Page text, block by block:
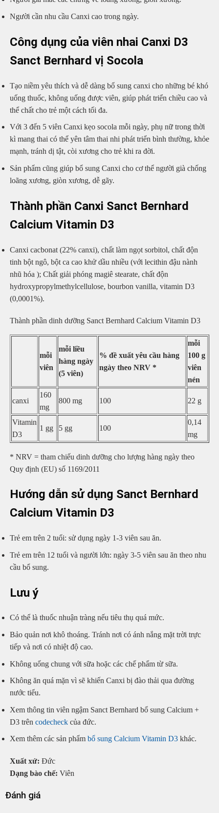
Người cần nhu cầu Canxi cao trong ngày.
Công dụng của viên nhai Canxi D3
Sanct Bernhard vị Socola
Tạo niềm yêu thích và dễ dàng bổ sung canxi cho những bé khó
uống thuốc, không uống được viên, giúp phát triển chiều cao và
thể chất cho trẻ một cách tối đa.
Với 3 đến 5 viên Canxi kẹo socola mỗi ngày, phụ nữ trong thời
kì mang thai có thể yên tâm thai nhi phát triển bình thường, khỏe
mạnh, tránh dị tật, còi xương cho trẻ khi ra đời.
Sản phẩm cũng giúp bổ sung Canxi cho cơ thể người già chống
loãng xương, giòn xương, dễ gãy.
Thành phần Canxi Sanct Bernhard
Calcium Vitamin D3
Canxi cacbonat (22% canxi), chất làm ngọt sorbitol, chất độn
tinh bột ngô, bột ca cao khử dầu nhiều (với lecithin đậu nành
nhũ hóa ); Chất giải phóng magiê stearate, chất độn
hydroxypropylmethylcellulose, bourbon vanilla, vitamin D3
(0,0001%).
Thành phần dinh dưỡng Sanct Bernhard Calcium Vitamin D3
mỗi
viên
mỗi liều
hàng ngày
(5 viên)
% đề xuất yêu cầu hàng
ngày theo NRV *
mỗi
100 g
viên
nén
canxi
160
mg
800 mg 100 22 g
Vitamin
D3
1 gg 5 gg 100
0,14
mg
* NRV = tham chiếu dinh dưỡng cho lượng hàng ngày theo
Quy định (EU) số 1169/2011
Hướng dẫn sử dụng Sanct Bernhard
Calcium Vitamin D3
Trẻ em trên 2 tuổi: sử dụng ngày 1-3 viên sau ăn.
Trẻ em trên 12 tuổi và người lớn: ngày 3-5 viên sau ăn theo nhu
cầu bổ sung.
Lưu ý
Có thể là thuốc nhuận tràng nếu tiêu thụ quá mức.
Bảo quản nơi khô thoáng. Tránh nơi có ánh nắng mặt trời trực
tiếp và nơi có nhiệt độ cao.
Không uống chung với sữa hoặc các chế phẩm từ sữa.
Không ăn quá mặn vì sẽ khiến Canxi bị đào thải qua đường
nước tiểu.
Xem thông tin viên ngậm Sanct Bernhard bổ sung Calcium +
D3 trên codecheck của đức.
Xem thêm các sản phẩm bổ sung Calcium Vitamin D3 khác.
Xuất xứ: Đức
Dạng bào chế: Viên
Đánh giá